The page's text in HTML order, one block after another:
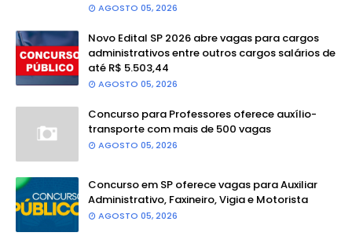
AGOSTO 05, 2026
Novo Edital SP 2026 abre vagas para cargos
administrativos entre outros cargos salários de
até R$ 5.503,44
AGOSTO 05, 2026
Concurso para Professores oferece auxílio-
transporte com mais de 500 vagas
AGOSTO 05, 2026
Concurso em SP oferece vagas para Auxiliar
Administrativo, Faxineiro, Vigia e Motorista
AGOSTO 05, 2026